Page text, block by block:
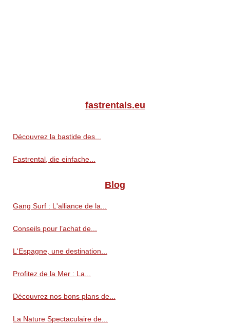
fastrentals.eu
Découvrez la bastide des...
Fastrental, die einfache...
Blog
Gang Surf : L'alliance de la...
Conseils pour l’achat de...
L'Espagne, une destination...
Profitez de la Mer : La...
Découvrez nos bons plans de...
La Nature Spectaculaire de...